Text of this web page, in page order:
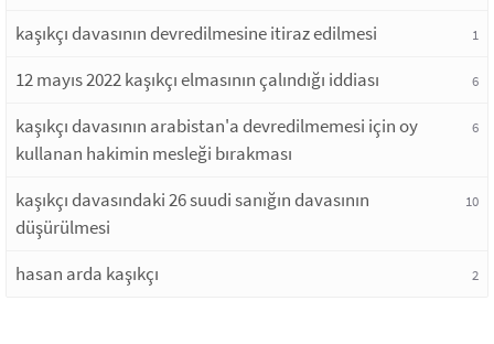
kaşıkçı davasının devredilmesine itiraz edilmesi 1
12 mayıs 2022 kaşıkçı elmasının çalındığı iddiası 6
kaşıkçı davasının arabistan'a devredilmemesi için oy
kullanan hakimin mesleği bırakması
6
kaşıkçı davasındaki 26 suudi sanığın davasının
düşürülmesi
10
hasan arda kaşıkçı 2